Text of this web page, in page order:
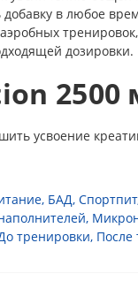
в любое
дозировки.
2500
усвоение
, БАД, Спортпит
,
тренировки, После